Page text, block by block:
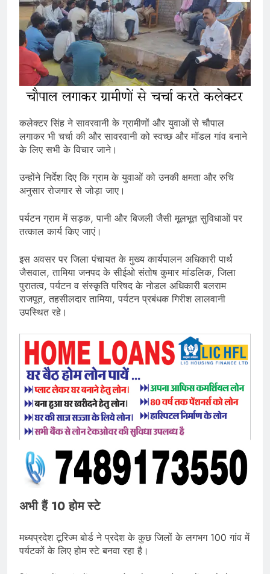
कलेक्टर सिंह ने सावरवानी के ग्रामीणों और युवाओं से चौपाल
लगाकर भी चर्चा की और सावरवानी को स्वच्छ और मॉडल गांव बनाने
के लिए सभी के विचार जाने।
उन्होंने निर्देश दिए कि ग्राम के युवाओं को उनकी क्षमता और रुचि
अनुसार रोजगार से जोड़ा जाए।
पर्यटन ग्राम में सड़क, पानी और बिजली जैसी मूलभूत सुविधाओं पर
तत्काल कार्य किए जाएं।
इस अवसर पर जिला पंचायत के मुख्य कार्यपालन अधिकारी पार्थ
जैसवाल, तामिया जनपद के सीईओ संतोष कुमार मांडलिक, जिला
पुरातत्व, पर्यटन व संस्कृति परिषद के नोडल अधिकारी बलराम
राजपूत, तहसीलदार तामिया, पर्यटन प्रबंधक गिरीश लालवानी
उपस्थित रहे।
अभी हैं 10 होम स्टे
मध्यप्रदेश टूरिज्म बोर्ड ने प्रदेश के कुछ जिलों के लगभग 100 गांव में
पर्यटकों के लिए होम स्टे बनवा रहा है।